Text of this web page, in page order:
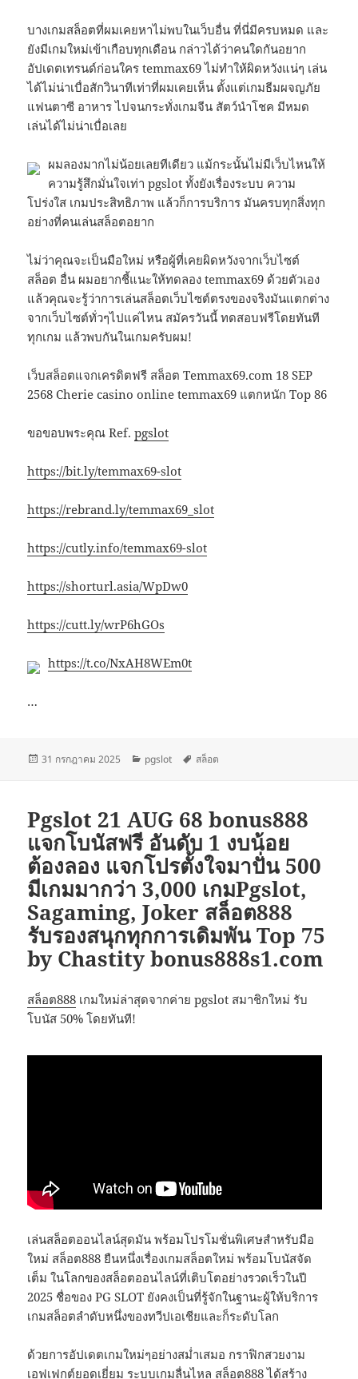
บางเกมสล็อตที่ผมเคยหาไม่พบในเว็บอื่น ที่นี่มีครบหมด และ
ยังมีเกมใหม่เข้าเกือบทุกเดือน กล่าวได้ว่าคนใดกันอยาก
อัปเดตเทรนด์ก่อนใคร temmax69 ไม่ทำให้ผิดหวังแน่ๆ เล่น
ได้ไม่น่าเบื่อสักวินาทีเท่าที่ผมเคยเห็น ตั้งแต่เกมธีมผจญภัย
แฟนตาซี อาหาร ไปจนกระทั่งเกมจีน สัตว์นำโชค มีหมด
เล่นได้ไม่น่าเบื่อเลย
ผมลองมากไม่น้อยเลยทีเดียว แม้กระนั้นไม่มีเว็บไหนให้
ความรู้สึกมั่นใจเท่า pgslot ทั้งยังเรื่องระบบ ความ
โปร่งใส เกมประสิทธิภาพ แล้วก็การบริการ มันครบทุกสิ่งทุก
อย่างที่คนเล่นสล็อตอยาก
ไม่ว่าคุณจะเป็นมือใหม่ หรือผู้ที่เคยผิดหวังจากเว็บไซต์
สล็อต อื่น ผมอยากชี้แนะให้ทดลอง temmax69 ด้วยตัวเอง
แล้วคุณจะรู้ว่าการเล่นสล็อตเว็บไซต์ตรงของจริงมันแตกต่าง
จากเว็บไซต์ทั่วๆไปแค่ไหน สมัครวันนี้ ทดสอบฟรีโดยทันที
ทุกเกม แล้วพบกันในเกมครับผม!
เว็บสล็อตแจกเครดิตฟรี สล็อต Temmax69.com 18 SEP
2568 Cherie casino online temmax69 แตกหนัก Top 86
ขอขอบพระคุณ Ref.pgslot
https://bit.ly/temmax69-slot
https://rebrand.ly/temmax69_slot
https://cutly.info/temmax69-slot
https://shorturl.asia/WpDw0
https://cutt.ly/wrP6hGOs
https://t.co/NxAH8WEm0t
…
เขียน
31 กรกฎาคม 2025
หมวด
pgslot
ป้าย
สล็อต
Pgslot 21 AUG 68 bonus888
แจกโบนัสฟรี อันดับ 1 งบน้อย
ต้องลอง แจกโปรตั้งใจมาปั่น 500
มีเกมมากว่า 3,000 เกมPgslot,
Sagaming, Joker สล็อต888
รับรองสนุกทุกการเดิมพัน Top 75
by Chastity bonus888s1.com
สล็อต888 เกมใหม่ล่าสุดจากค่าย pgslot สมาชิกใหม่ รับ
โบนัส 50% โดยทันที!
เล่นสล็อตออนไลน์สุดมัน พร้อมโปรโมชั่นพิเศษสำหรับมือ
ใหม่ สล็อต888 ยืนหนึ่งเรื่องเกมสล็อตใหม่ พร้อมโบนัสจัด
เต็ม ในโลกของสล็อตออนไลน์ที่เติบโตอย่างรวดเร็วในปี
2025 ชื่อของ PG SLOT ยังคงเป็นที่รู้จักในฐานะผู้ให้บริการ
เกมสล็อตลำดับหนึ่งของทวีปเอเชียและก็ระดับโลก
ด้วยการอัปเดตเกมใหม่ๆอย่างสม่ำเสมอ กราฟิกสวยงาม
เอฟเฟกต์ยอดเยี่ยม ระบบเกมลื่นไหล สล็อต888 ได้สร้าง